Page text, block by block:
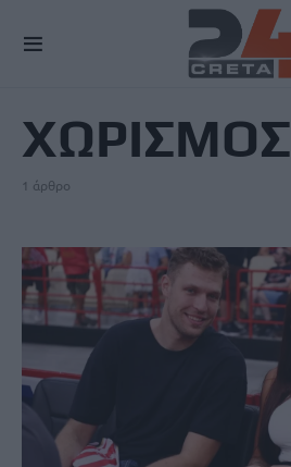
ΧΩΡΙΣΜΟΣ
1 άρθρο